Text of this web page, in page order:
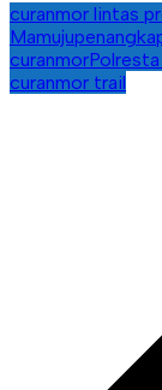
curanmor lintas
Mamuju
curanmor
curanmor trail